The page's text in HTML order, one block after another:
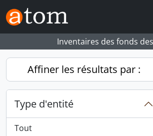
Skip to main content
Inventaires des fonds
Affiner les résultats par :
Type d'entité
Tout